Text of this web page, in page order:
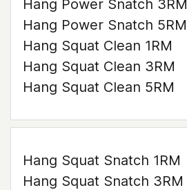
Hang Power Snatch 3RM
Hang Power Snatch 5RM
Hang Squat Clean 1RM
Hang Squat Clean 3RM
Hang Squat Clean 5RM
Hang Squat Snatch 1RM
Hang Squat Snatch 3RM